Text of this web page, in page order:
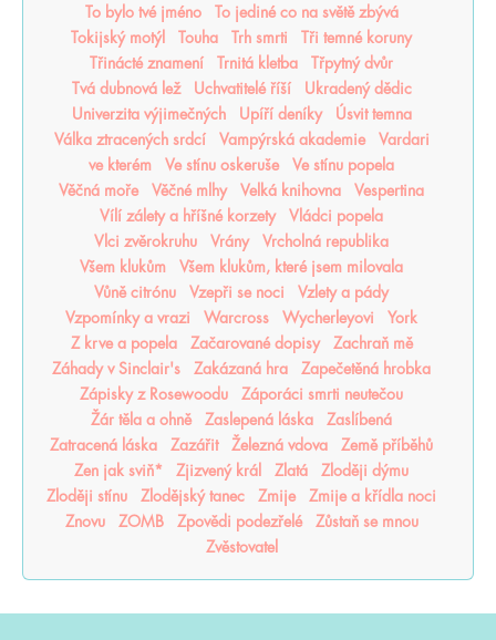
To bylo tvé jméno
To jediné co na světě zbývá
Tokijský motýl
Touha Trh smrti
Tři temné koruny
Třinácté znamení
Trnitá kletba
Třpytný dvůr
Tvá dubnová lež
Uchvatitelé říší
Ukradený dědic
Univerzita výjimečných
Upíří deníky
Úsvit temna
Válka ztracených srdcí
Vampýrská akademie
Vardari
ve kterém
Ve stínu oskeruše
Ve stínu popela
Věčná moře
Věčné mlhy Velká knihovna
Vespertina
Vílí zálety a hříšné korzety
Vládci popela
Vlci zvěrokruhu
Vrány
Vrcholná republika
Všem klukům
Všem klukům, které jsem milovala
Vůně citrónu
Vzepři se noci
Vzlety a pády
Vzpomínky a vrazi
Warcross Wycherleyovi
York
Z krve a popela
Začarované dopisy
Zachraň mě
Záhady v Sinclair's
Zakázaná hra
Zapečetěná hrobka
Zápisky z Rosewoodu
Záporáci smrti neutečou
Žár těla a ohně
Zaslepená láska
Zaslíbená
Zatracená láska
Zazářit Železná vdova
Země příběhů
Zen jak sviň*
Zjizvený král Zlatá
Zloději dýmu
Zloději stínu
Zlodějský tanec Zmije
Zmije a křídla noci
Znovu
ZOMB Zpovědi podezřelé
Zůstaň se mnou
Zvěstovatel